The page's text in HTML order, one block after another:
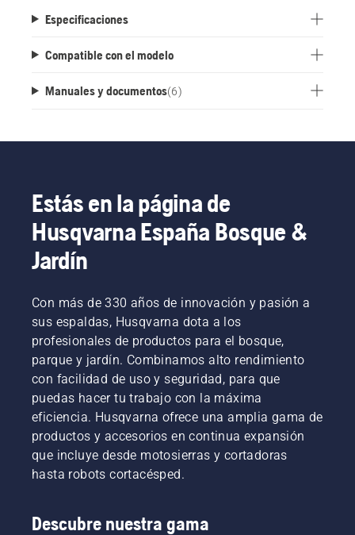
Especificaciones
Compatible con el modelo
Manuales y documentos(6)
Estás en la página de
Husqvarna España Bosque &
Jardín
Con más de 330 años de innovación y pasión a
sus espaldas, Husqvarna dota a los
profesionales de productos para el bosque,
parque y jardín. Combinamos alto rendimiento
con facilidad de uso y seguridad, para que
puedas hacer tu trabajo con la máxima
eficiencia. Husqvarna ofrece una amplia gama de
productos y accesorios en continua expansión
que incluye desde motosierras y cortadoras
hasta robots cortacésped.
Descubre nuestra gama